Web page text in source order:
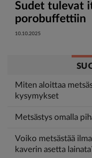
Sudet tulevat
porobuffettiin
10.10.2025
Miten aloittaa
kysymykset
Metsästys omalla
Voiko metsästää
kaverin asetta